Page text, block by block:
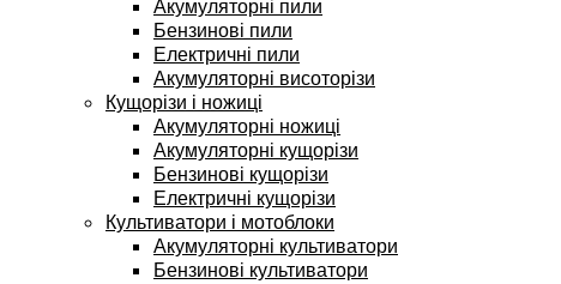
Акумуляторні пили
Бензинові пили
Електричні пили
Акумуляторні висоторізи
Кущорізи і ножиці
Акумуляторні ножиці
Акумуляторні кущорізи
Бензинові кущорізи
Електричні кущорізи
Культиватори і мотоблоки
Акумуляторні культиватори
Бензинові культиватори